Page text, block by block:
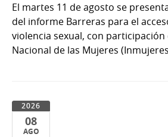
El martes 11 de agosto se
del informe Barreras para el
violencia sexual, con
Nacional de las Mujeres
2026
08
AGO